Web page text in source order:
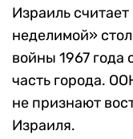
Израиль
неделимой»
войны 1967 года
часть города.
не признают
Израиля.